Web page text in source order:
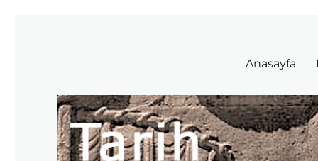
Tarih ve ToplumlarAnasayfa